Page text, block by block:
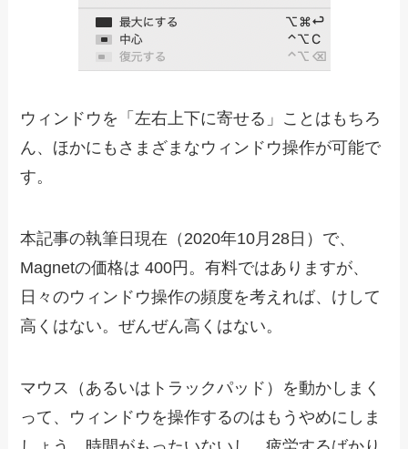
ウィンドウを「左右上下に寄せる」ことはもちろ
ん、ほかにもさまざまなウィンドウ操作が可能で
す。
本記事の執筆日現在（2020年10月28日）で、
Magnetの価格は 400円。有料ではありますが、
日々のウィンドウ操作の頻度を考えれば、けして
高くはない。ぜんぜん高くはない。
マウス（あるいはトラックパッド）を動かしまく
って、ウィンドウを操作するのはもうやめにしま